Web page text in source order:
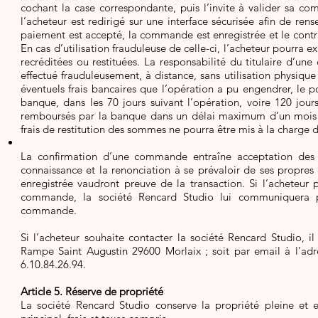
cochant la case correspondante, puis l’invite à valider sa
l’acheteur est redirigé sur une interface sécurisée afin de
paiement est accepté, la commande est enregistrée et le
En cas d’utilisation frauduleuse de celle-ci, l’acheteur pourra
recréditées ou restituées. La responsabilité du titulaire
effectué frauduleusement, à distance, sans utilisation
éventuels frais bancaires que l’opération a pu engendrer,
banque, dans les 70 jours suivant l’opération, voire 120
remboursés par la banque dans un délai maximum d’un
frais de restitution des sommes ne pourra être mis à la charge
La confirmation d’une commande entraîne acceptation
connaissance et la renonciation à se prévaloir de ses
enregistrée vaudront preuve de la transaction. Si l’acheteur
commande, la société Rencard Studio lui
commande.
Si l’acheteur souhaite contacter la société Rencard
Rampe Saint Augustin 29600 Morlaix ; soit par email à
6.10.84.26.94.
Article 5. Réserve de propriété
La société Rencard Studio conserve la propriété pleine et